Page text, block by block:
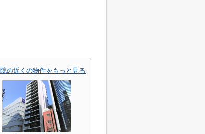
の近くの物件をもっと見る